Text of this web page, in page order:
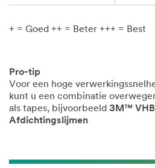
+ = Goed ++ = Beter +++ = Best
Pro-tip​
Voor een hoge
kunt u een combinatie
als tapes, bijvoorbeeld 3M™
Afdichtingslijmen